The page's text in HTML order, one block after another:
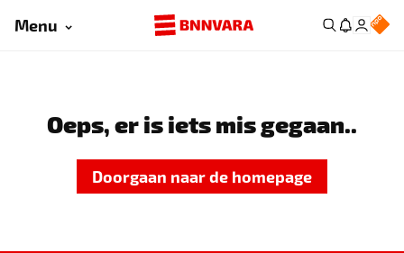
Menu
Oeps, er is iets mis gegaan..
Doorgaan naar de homepage